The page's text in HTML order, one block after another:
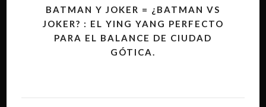
BATMAN Y JOKER = ¿BATMAN VS
JOKER? : EL YING YANG PERFECTO
PARA EL BALANCE DE CIUDAD
GÓTICA.